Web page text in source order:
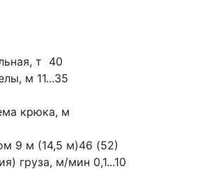
т  40
м 11...35
крюка, м
9 м (14,5 м)46 (52)
груза, м/мин 0,1...10